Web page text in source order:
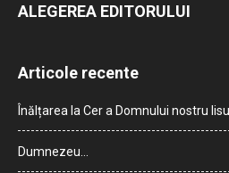
ALEGEREA EDITORULUI
Articole recente
Înălțarea la Cer a Domnului nostru
Dumnezeu…